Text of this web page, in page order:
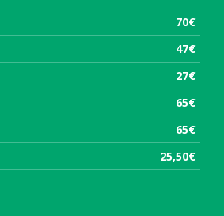
70€
47€
27€
65€
65€
25,50€